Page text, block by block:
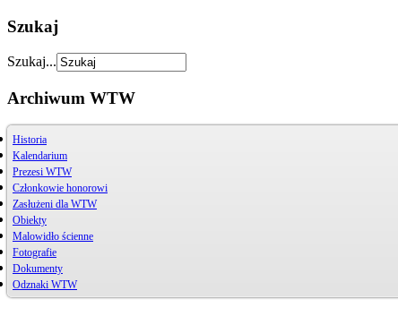
Szukaj
Szukaj...
Archiwum WTW
Historia
Kalendarium
Prezesi WTW
Członkowie honorowi
Zasłużeni dla WTW
Życiorys
Wiktor Szelągowski
Zasłużeni członkowie
Obiekty
Przystańul. Piwna 3
Mogiła
Malowidło ścienne
Fotografie
Zdjęcia archiwalne
Rysunki
Jerzy Bojańczyk
Dokumenty
Henryk Chrzanowski
Michał Jagodziński
Odznaki WTW